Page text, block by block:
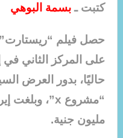
كتبت ـ بسمة البوهي
حصل فيلم “ريستارت”
على المركز الثاني في
حاليًا، بدور العرض
مليون جنية.